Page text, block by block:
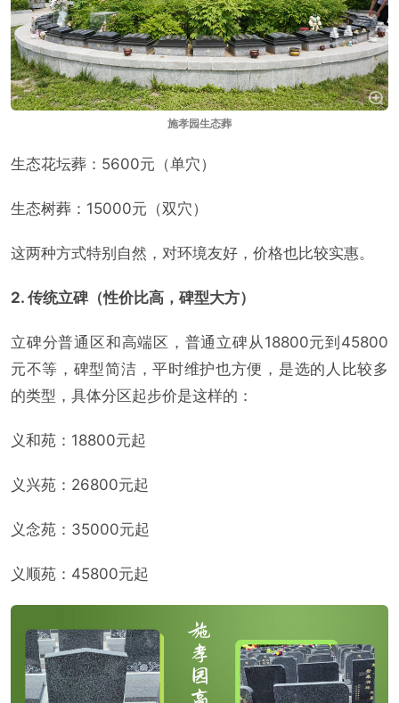
施孝园生态葬
生态花坛葬：5600元（单穴）
生态树葬：15000元（双穴）
这两种方式特别自然，对环境友好，价格也比较实惠。
2. 传统立碑（性价比高，碑型大方）
立碑分普通区和高端区，普通立碑从18800元到45800
元不等，碑型简洁，平时维护也方便，是选的人比较多
的类型，具体分区起步价是这样的：
义和苑：18800元起
义兴苑：26800元起
义念苑：35000元起
义顺苑：45800元起